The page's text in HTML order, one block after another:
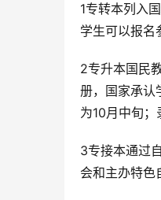
1专转本列入
学生可以报名
2专升本国民
册，国家承认
为10月中旬；
3专接本通过
会和主办特色